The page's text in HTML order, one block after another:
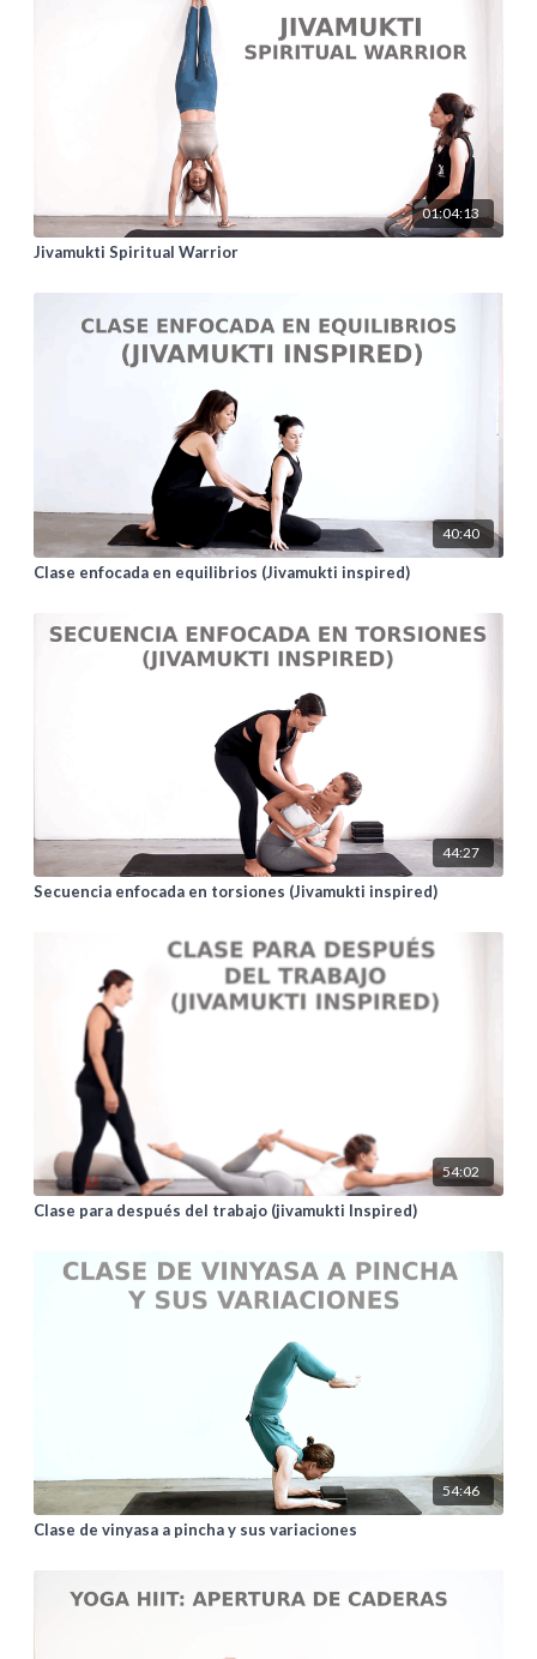
01:04:13
Jivamukti Spiritual Warrior
40:40
Clase enfocada en equilibrios (Jivamukti inspired)
44:27
Secuencia enfocada en torsiones (Jivamukti inspired)
54:02
Clase para después del trabajo (jivamukti Inspired)
54:46
Clase de vinyasa a pincha y sus variaciones